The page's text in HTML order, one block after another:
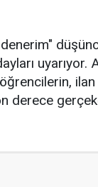
uyarıyor.
derece